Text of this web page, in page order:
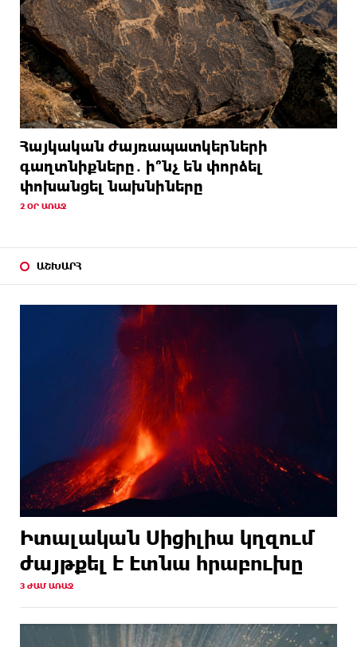
Հայկական ժայռապատկերների
գաղտնիքները․ ի՞նչ են փորձել
փոխանցել նախնիները
2 ՕՐ ԱՌԱՋ
ԱՇԽԱՐՀ
Իտալական Սիցիլիա կղզում
ժայթքել է Էտնա հրաբուխը
3 ԺԱՄ ԱՌԱՋ